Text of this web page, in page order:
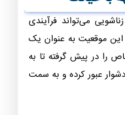
می‌تواند فرآیندی
این موقعیت به عنوان یک
را در پیش گرفته تا به
عبور کرده و به سمت